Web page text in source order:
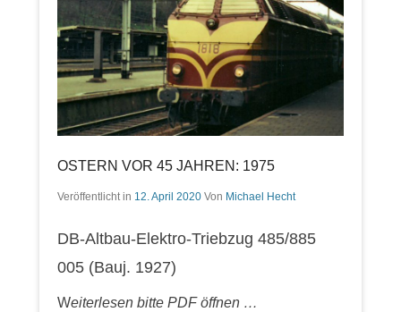
OSTERN VOR 45 JAHREN: 1975
Veröffentlicht in 12. April 2020 Von Michael Hecht
DB-Altbau-Elektro-Triebzug 485/885
005 (Bauj. 1927)
Weiterlesen bitte PDF öffnen …